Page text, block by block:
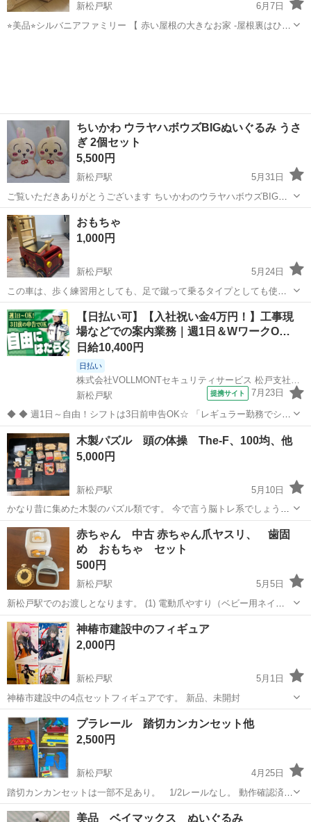
新松戸駅
6月7日
⭐︎美品⭐︎シルバニアファミリー 【 赤い屋根の大きなお家 -屋根裏はひみ
ちいかわ ウラヤハボウズBIGぬいぐるみ うさ
ぎ 2個セット
5,500円
新松戸駅
5月31日
ご覧いただきありがとうございます ちいかわのウラヤハボウズBIGぬ
いぐるみ、うさぎの2個セットです。 アミューズメント景品で獲得
後、袋に入れて保管しておりました。 【ブランド】Parade 【カテゴ
リ】ぬいぐるみ 【商品...
千葉 松戸市 新松戸駅
おもちゃ
1,000円
新松戸駅
5月24日
この車は、歩く練習用としても、足で蹴って乗るタイプとしても使え
ます。 木製です。
千葉 松戸市 新松戸駅 おもちゃ 木製
【日払い可】【入社祝い金4万円！】工事現
場などでの案内業務｜週1日＆WワークO…
日給10,400円
日払い
新松戸駅
提携サイト 7月23日
◆ ◆ 週1日～自由！シフトは3日前申告OK☆ 「レギュラー勤務でシッ
カリ」 「土日だけ！」 などなど都合に合わせて働けますよ！ 日勤/夜
勤と好きな時間帯も選べます♪ 首都圏に現場多数！ 首都圏～北関東ま
で幅広いエリア...
千葉 松戸市 新松戸駅 警備員
木製パズル 頭の体操 The-F、100均、他
5,000円
新松戸駅
5月10日
かなり昔に集めた木製のパズル類です。 今で言う脳トレ系でしょう
か。 写真2枚目は他のものと違いバラでもらったものになりますが、
自身が幼少期だいぶハマっていたもののため、やや縁が擦れてゆるい
等有ります。 3枚目以降は20年近く...
千葉 松戸市 パズル 100均
赤ちゃん 中古 赤ちゃん爪ヤスリ、 歯固
め おもちゃ セット
500円
新松戸駅
5月5日
新松戸駅でのお渡しとなります。 (1) 電動爪やすり（ベビー用ネイル
ケア） (2) 赤ちゃん用おもちゃ（ビジーキューブ） (3) Berpy 歯固め
（ベビー用・かみかみチキン） 正常品 いずれも小傷や一部剥がれ
があり、...
千葉 松戸市 新松戸駅 おもちゃ
神椿市建設中のフィギュア
2,000円
新松戸駅
5月1日
神椿市建設中の4点セットフィギュアです。 新品、未開封
千葉 松戸市 フィギュア
プラレール 踏切カンカンセット他
2,500円
新松戸駅
4月25日
踏切カンカンセットは一部不足あり。 1/2レールなし。 動作確認済
み。破損なし。掃除はできる部分はしてあります。 駅名等シールの部
分が剥がれています。 遮断器が曲がって、電車がつっかえる事があり
千葉 松戸市 新松戸駅 おもちゃ 踏切
美品 ベイマックス ぬいぐるみ